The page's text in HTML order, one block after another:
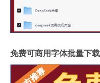
免费可商用字体批量下载